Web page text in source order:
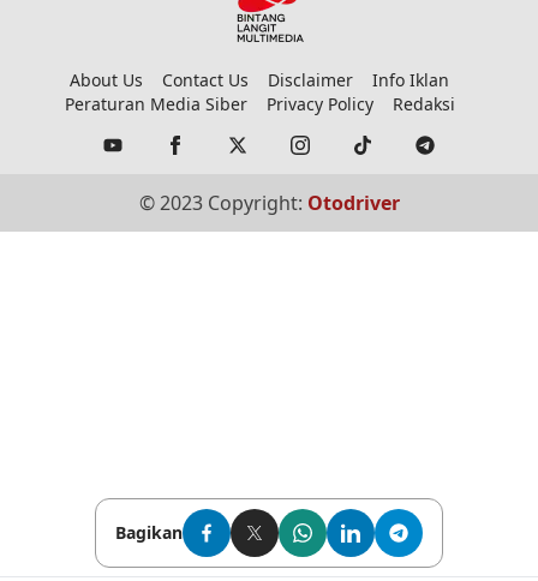
Bagikan
About Us Contact Us Disclaimer
Info Iklan
Peraturan Media Siber
Privacy Policy Redaksi
© 2023 Copyright: Otodriver